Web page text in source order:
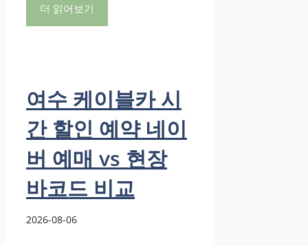
더 읽어보기
여수 케이블카 시
간 할인 예약 네이
버 예매 vs 현장
바코드 비교
2026-08-06